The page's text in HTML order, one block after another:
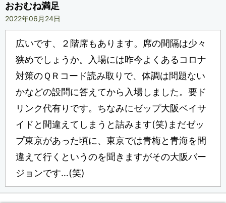
おおむね満足
2022年06月24日
広いです、２階席もあります。席の間隔は少々
狭めでしょうか。入場には昨今よくあるコロナ
対策のＱＲコード読み取りで、体調は問題ない
かなどの設問に答えてから入場しました。要ド
リンク代有りです。ちなみにゼップ大阪ベイサ
イドと間違えてしまうと詰みます(笑)まだゼッ
プ東京があった頃に、東京では青梅と青海を間
違えて行くというのを聞きますがその大阪バー
ジョンです…(笑)